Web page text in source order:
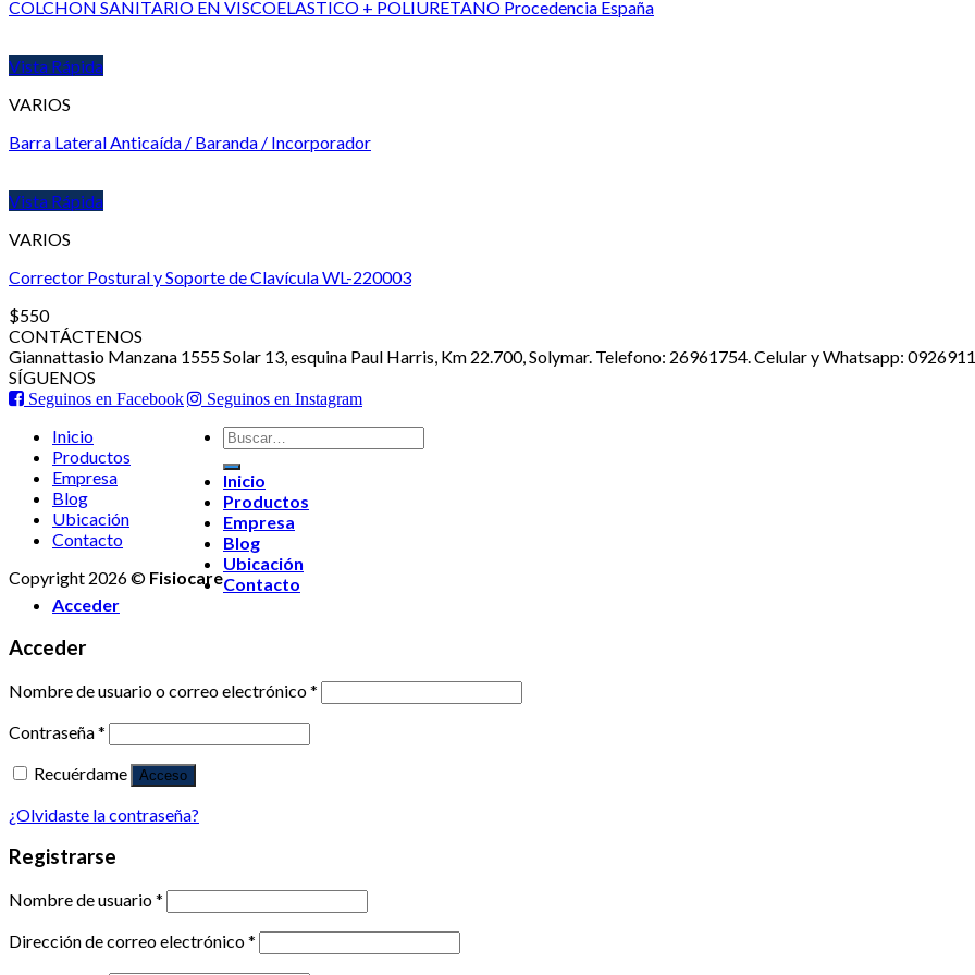
COLCHON SANITARIO EN VISCOELASTICO + POLIURETANO Procedencia España
Vista Rápida
VARIOS
Barra Lateral Anticaída / Baranda / Incorporador
Vista Rápida
VARIOS
Corrector Postural y Soporte de Clavícula WL-220003
$550
CONTÁCTENOS
Giannattasio Manzana 1555 Solar 13, esquina Paul Harris, Km 22.700, Solymar. Telefono: 26961754. Celular y Whatsapp:
SÍGUENOS
Seguinos en Facebook Seguinos en Instagram
Inicio
Productos
Empresa
Blog
Ubicación
Contacto
Copyright 2026 © Fisiocare
Buscar
por:
Inicio
Productos
Empresa
Blog
Ubicación
Contacto
Acceder
Acceder
Nombre de usuario o correo electrónico*
Contraseña*
Recuérdame
Acceso
¿Olvidaste la contraseña?
Registrarse
Nombre de usuario*
Dirección de correo electrónico*